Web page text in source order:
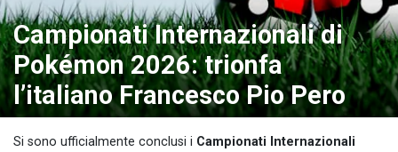
Campionati Internazionali di
Pokémon 2026: trionfa
l’italiano Francesco Pio Pero
Si sono ufficialmente conclusi i Campionati Internazionali